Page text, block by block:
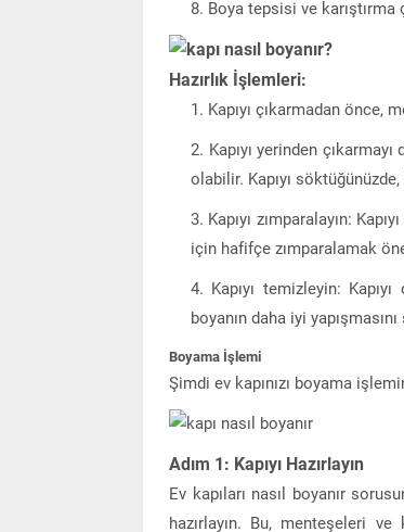
Boya tepsisi ve karıştırma
Hazırlık İşlemleri:
Kapıyı çıkarmadan önce,
Kapıyı yerinden
olabilir. Kapıyı
Kapıyı zımparalayın:
için hafifçe zımparalamak
Kapıyı temizleyin:
boyanın daha iyi yapışmasını
Boyama İşlemi
Şimdi ev kapınızı boyama
Adım 1: Kapıyı Hazırlayın
Ev kapıları nasıl boyanır
hazırlayın. Bu, menteşeleri ve